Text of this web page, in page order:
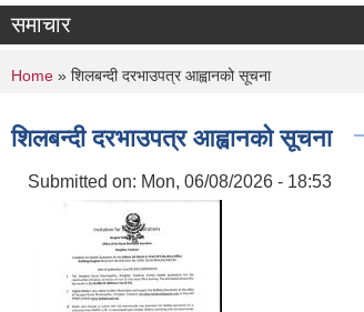
समाचार
You are here
Home » शिलबन्दी दरभाउपत्र आह्वानको सूचना
शिलबन्दी दरभाउपत्र आह्वानको सूचना
Submitted on: Mon, 06/08/2026 - 18:53